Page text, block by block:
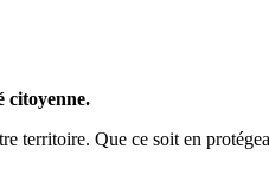
citoyenne.
territoire. Que ce soit en